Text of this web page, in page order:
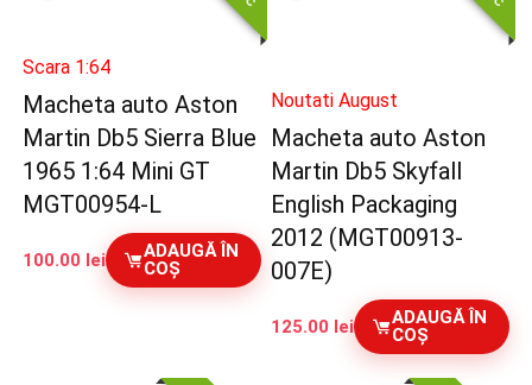
Scara 1:64
Macheta auto Aston
Martin Db5 Sierra Blue
1965 1:64 Mini GT
MGT00954-L
100.00 lei
ADAUGĂ ÎN
COȘ
Noutati August
Macheta auto Aston
Martin Db5 Skyfall
English Packaging
2012 (MGT00913-
007E)
125.00 lei
ADAUGĂ ÎN
COȘ